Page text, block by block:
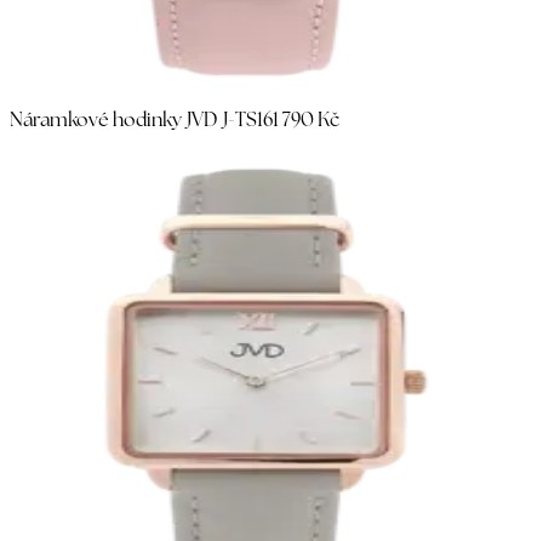
Náramkové hodinky JVD J-TS161 790 Kč